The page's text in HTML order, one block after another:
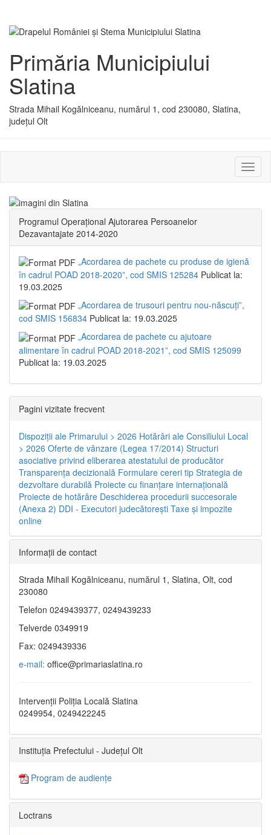
Primăria Municipiului
Slatina
Strada Mihail Kogălniceanu, numărul 1, cod 230080, Slatina,
județul Olt
sau
Programul Operațional Ajutorarea Persoanelor
Dezavantajate 2014-2020
„Acordarea de pachete cu produse de igienă
în cadrul POAD 2018-2020”, cod SMIS 125284 Publicat la:
19.03.2025
„Acordarea de trusouri pentru nou-născuți”,
cod SMIS 156834 Publicat la: 19.03.2025
„Acordarea de pachete cu ajutoare
alimentare în cadrul POAD 2018-2021”, cod SMIS 125099
Publicat la: 19.03.2025
Pagini vizitate frecvent
Dispoziţii ale Primarului > 2026 Hotărâri ale Consiliului Local
> 2026 Oferte de vânzare (Legea 17/2014) Structuri
asociative privind eliberarea atestatului de producător
Transparenţa decizională Formulare cereri tip Strategia de
dezvoltare durabilă Proiecte cu finanţare internaţională
Proiecte de hotărâre Deschiderea procedurii succesorale
(Anexa 2) DDI - Executori judecătorești Taxe şi impozite
online
Informaţii de contact
Strada Mihail Kogălniceanu, numărul 1, Slatina, Olt, cod
230080
Telefon 0249439377, 0249439233
Telverde 0349919
Fax: 0249439336
e-mail: office@primariaslatina.ro
Intervenții Poliția Locală Slatina
0249954, 0249422245
Instituția Prefectului - Județul Olt
Program de audiențe
Loctrans